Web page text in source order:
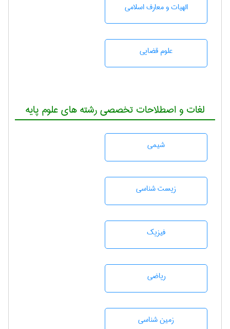
الهیات و معارف اسلامی
علوم قضایی
لغات و اصطلاحات تخصصی رشته های علوم پایه
شيمی
زيست شناسی
فیزیک
رياضی
زمين شناسی